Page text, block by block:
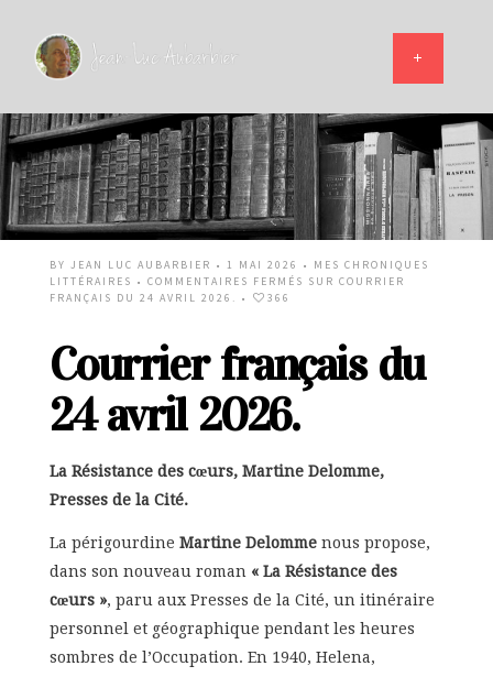
BY JEAN LUC AUBARBIER • 1 MAI 2026 • MES CHRONIQUES
LITTÉRAIRES • COMMENTAIRES FERMÉS SUR COURRIER
FRANÇAIS DU 24 AVRIL 2026. • 366
Courrier français du
24 avril 2026.
La Résistance des cœurs, Martine Delomme,
Presses de la Cité.
La périgourdine Martine Delommenous propose,
dans son nouveau roman « La Résistance des
cœurs », paru aux Presses de la Cité, un itinéraire
personnel et géographique pendant les heures
sombres de l’Occupation. En 1940, Helena,